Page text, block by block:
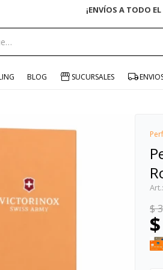
¡ENVÍOS A TODO
BLOG SUCURSALES
$
$